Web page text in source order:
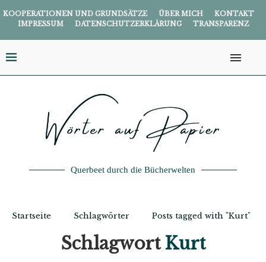
KOOPERATIONEN UND GRUNDSÄTZE ÜBER MICH
KONTAKT
IMPRESSUM
DATENSCHUTZERKLÄRUNG TRANSPARENZ
Querbeet durch die Bücherwelten
Startseite Schlagwörter Posts tagged with "Kurt"
Schlagwort Kurt